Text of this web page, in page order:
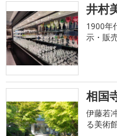
井村
1900年
示・販
相国
伊藤若
る美術